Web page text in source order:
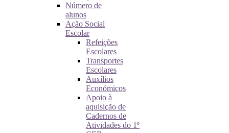
Número de
alunos
Ação Social
Escolar
Refeições
Escolares
Transportes
Escolares
Auxílios
Económicos
Apoio à
aquisição de
Cadernos de
Atividades do 1º